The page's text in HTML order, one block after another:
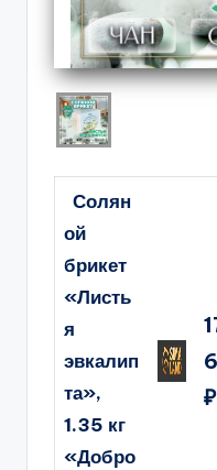
Солян
ой
брикет
«Листь
я
эвкалип
та»,
1.35 кг
«Добро
6
₽